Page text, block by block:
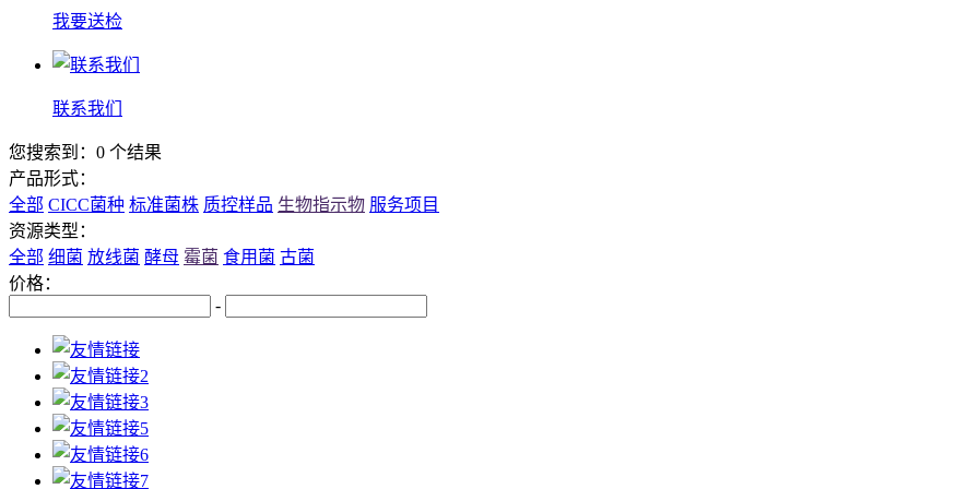
我要送检
联系我们
您搜索到：0 个结果
产品形式：
全部 CICC菌种 标准菌株 质控样品 生物指示物 服务项目
资源类型：
全部 细菌 放线菌 酵母 霉菌 食用菌 古菌
价格：
-